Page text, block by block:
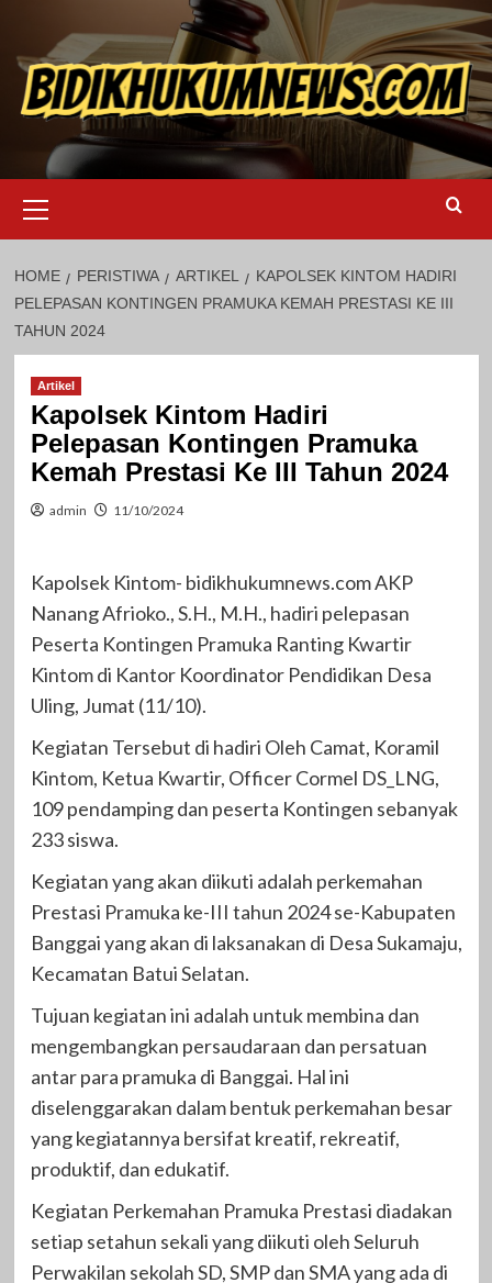
content
Menu
HOME PERISTIWA ARTIKEL
KAPOLSEK KINTOM HADIRI
PELEPASAN KONTINGEN PRAMUKA KEMAH PRESTASI KE III
TAHUN 2024
Artikel
Kapolsek Kintom Hadiri
Pelepasan Kontingen Pramuka
Kemah Prestasi Ke III Tahun 2024
admin 11/10/2024
Kapolsek Kintom- bidikhukumnews.com AKP
Nanang Afrioko., S.H., M.H., hadiri pelepasan
Peserta Kontingen Pramuka Ranting Kwartir
Kintom di Kantor Koordinator Pendidikan Desa
Uling, Jumat (11/10).
Kegiatan Tersebut di hadiri Oleh Camat, Koramil
Kintom, Ketua Kwartir, Officer Cormel DS_LNG,
109 pendamping dan peserta Kontingen sebanyak
233 siswa.
Kegiatan yang akan diikuti adalah perkemahan
Prestasi Pramuka ke-III tahun 2024 se-Kabupaten
Banggai yang akan di laksanakan di Desa Sukamaju,
Kecamatan Batui Selatan.
Tujuan kegiatan ini adalah untuk membina dan
mengembangkan persaudaraan dan persatuan
antar para pramuka di Banggai. Hal ini
diselenggarakan dalam bentuk perkemahan besar
yang kegiatannya bersifat kreatif, rekreatif,
produktif, dan edukatif.
Kegiatan Perkemahan Pramuka Prestasi diadakan
setiap setahun sekali yang diikuti oleh Seluruh
Perwakilan sekolah SD, SMP dan SMA yang ada di